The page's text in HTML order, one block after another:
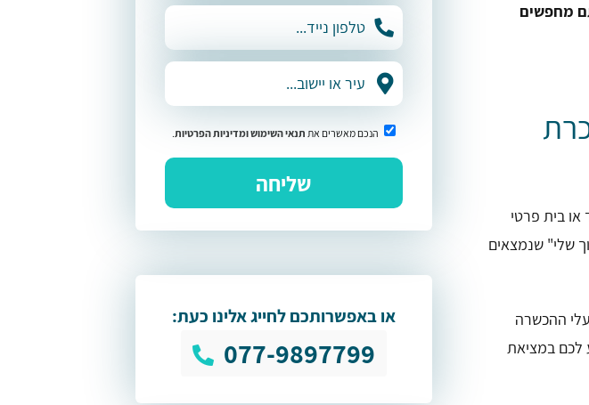
מחפשים
בית פרטי
שלי" שנמצאים
ההכשרה
לכם במציאת
הנכם מאשרים את תנאי השימושומדיניות הפרטיות.
או באפשרותכם לחייג אלינו כעת:
077-9897799